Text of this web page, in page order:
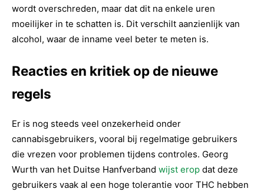
wordt overschreden, maar dat dit na enkele uren
moeilijker in te schatten is. Dit verschilt aanzienlijk van
alcohol, waar de inname veel beter te meten is.
Reacties en kritiek op de nieuwe
regels
Er is nog steeds veel onzekerheid onder
cannabisgebruikers, vooral bij regelmatige gebruikers
die vrezen voor problemen tijdens controles. Georg
Wurth van het Duitse Hanfverband wijst erop dat deze
gebruikers vaak al een hoge tolerantie voor THC hebben